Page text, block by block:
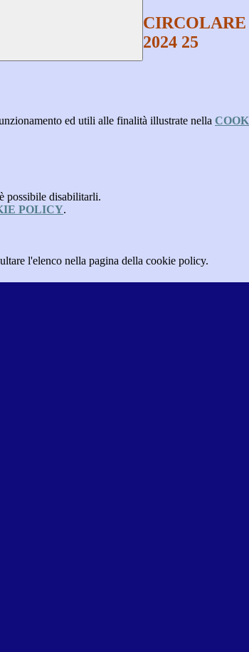
CIRCOLARE
2024 25
ed utili alle finalità illustrate nella
possibile disabilitarli.
POLICY.
l'elenco nella pagina della cookie policy.